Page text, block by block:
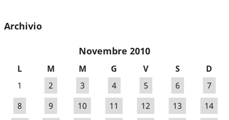
Archivio
Novembre 2010
L M M G V S
D
1
2 3 4 5 6
7
8
9 10 11 12 13
14